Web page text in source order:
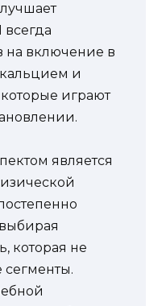
на включение в
и
играют
является
которая не